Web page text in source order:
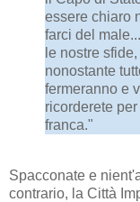
essere chiaro
farci del
le nostre
nonostante
fermeranno e
ricorderete
franca."
Spacconate e
contrario, la Città